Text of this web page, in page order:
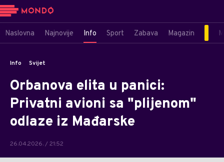
Naslovna Najnovije Info Sport Zabava Magazin
Info Svijet
Orbanova elita u panici:
Privatni avioni sa "plijenom"
odlaze iz Mađarske
26.04.2026. / 21:52